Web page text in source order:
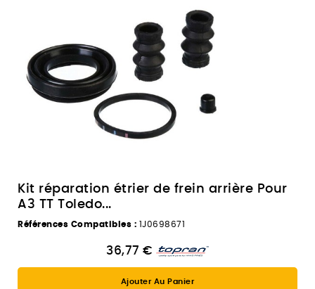
Kit réparation étrier de frein arrière Pour
A3 TT Toledo...
Références Compatibles : 1J0698671
36,77 €
Ajouter Au Panier